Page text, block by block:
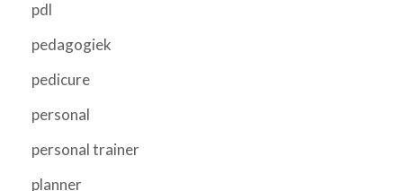
pdl
pedagogiek
pedicure
personal
personal trainer
planner